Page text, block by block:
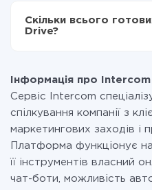
Ви оплачуєте лише
передаються з однієї
при необхідності.
Скільки всього
Drive?
Інформація про Intercom
Сервіс Intercom
спілкування компанії з
маркетингових заходів і
Платформа функціонує
її інструментів власний
чат-боти, можливість